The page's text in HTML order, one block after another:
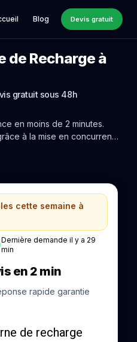
Blog Devis gratuit
de Recharge à
gratuit sous 48h
en moins de 2 minutes.
à la mise en concurrence
cette semaine à
Dernière demande il y a 29
min
en 2 min
rapide garantie
de recharge